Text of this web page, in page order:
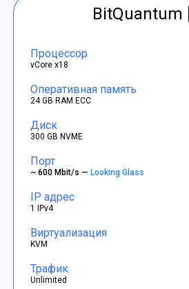
BitQuantum
Процессор
vCore x18
Оперативная память
24 GB RAM ECC
Диск
300 GB NVME
Порт
~ 600 Mbit/s —Looking Glass
IP адрес
1 IPv4
Виртуализация
KVM
Трафик
Unlimited